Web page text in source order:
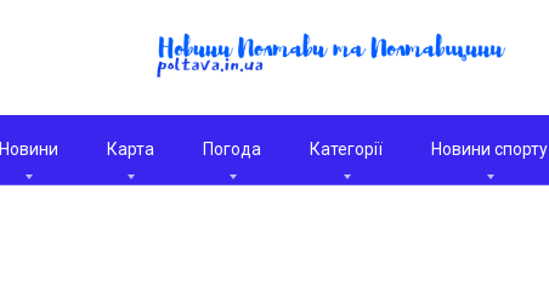
Новини Карта Погода Категорії Новини спорту